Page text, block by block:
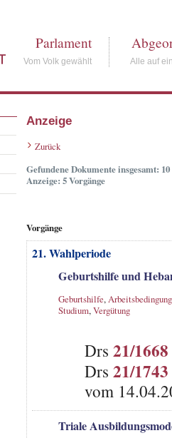
Parlament
Vom Volk gewählt Alle auf
Anzeige
Zurück
Gefundene Dokumente insgesamt: 10
Anzeige: 5 Vorgänge
Vorgänge
21. Wahlperiode
Geburtshilfe und
Geburtshilfe,
Studium,Vergütung
Drs 21/1668
Drs 21/1743
vom
Triale